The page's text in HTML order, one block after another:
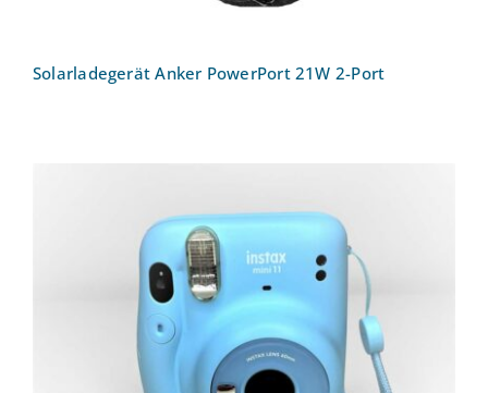
Solarladegerät Anker PowerPort 21W 2-Port
Sofortbildkamera FUJIFILM instax mini
11